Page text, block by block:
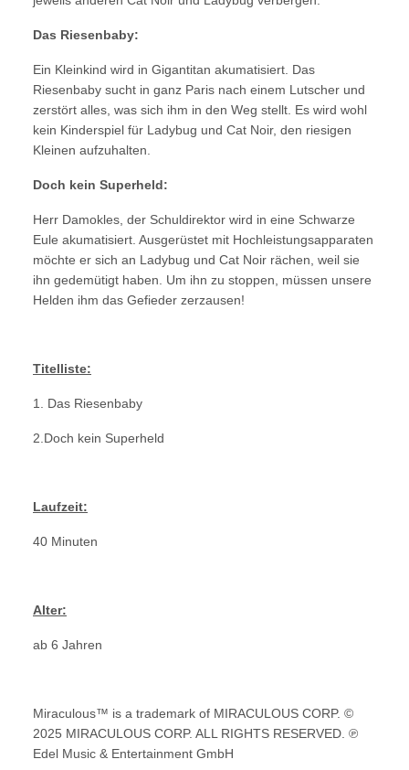
Das Riesenbaby:
Ein Kleinkind wird in Gigantitan akumatisiert. Das
Riesenbaby sucht in ganz Paris nach einem Lutscher und
zerstört alles, was sich ihm in den Weg stellt. Es wird wohl
kein Kinderspiel für Ladybug und Cat Noir, den riesigen
Kleinen aufzuhalten.
Doch kein Superheld:
Herr Damokles, der Schuldirektor wird in eine Schwarze
Eule akumatisiert. Ausgerüstet mit Hochleistungsapparaten
möchte er sich an Ladybug und Cat Noir rächen, weil sie
ihn gedemütigt haben. Um ihn zu stoppen, müssen unsere
Helden ihm das Gefieder zerzausen!
Titelliste:
1. Das Riesenbaby
2.Doch kein Superheld
Laufzeit:
40 Minuten
Alter:
ab 6 Jahren
Miraculous™ is a trademark of MIRACULOUS CORP. ©
2025 MIRACULOUS CORP. ALL RIGHTS RESERVED. ℗
Edel Music & Entertainment GmbH